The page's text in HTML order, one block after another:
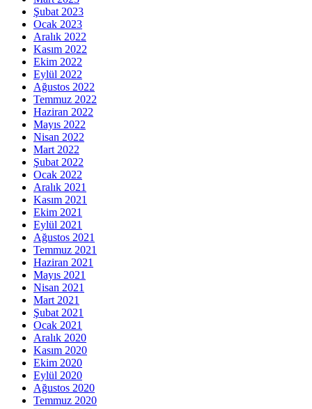
Şubat 2023
Ocak 2023
Aralık 2022
Kasım 2022
Ekim 2022
Eylül 2022
Ağustos 2022
Temmuz 2022
Haziran 2022
Mayıs 2022
Nisan 2022
Mart 2022
Şubat 2022
Ocak 2022
Aralık 2021
Kasım 2021
Ekim 2021
Eylül 2021
Ağustos 2021
Temmuz 2021
Haziran 2021
Mayıs 2021
Nisan 2021
Mart 2021
Şubat 2021
Ocak 2021
Aralık 2020
Kasım 2020
Ekim 2020
Eylül 2020
Ağustos 2020
Temmuz 2020